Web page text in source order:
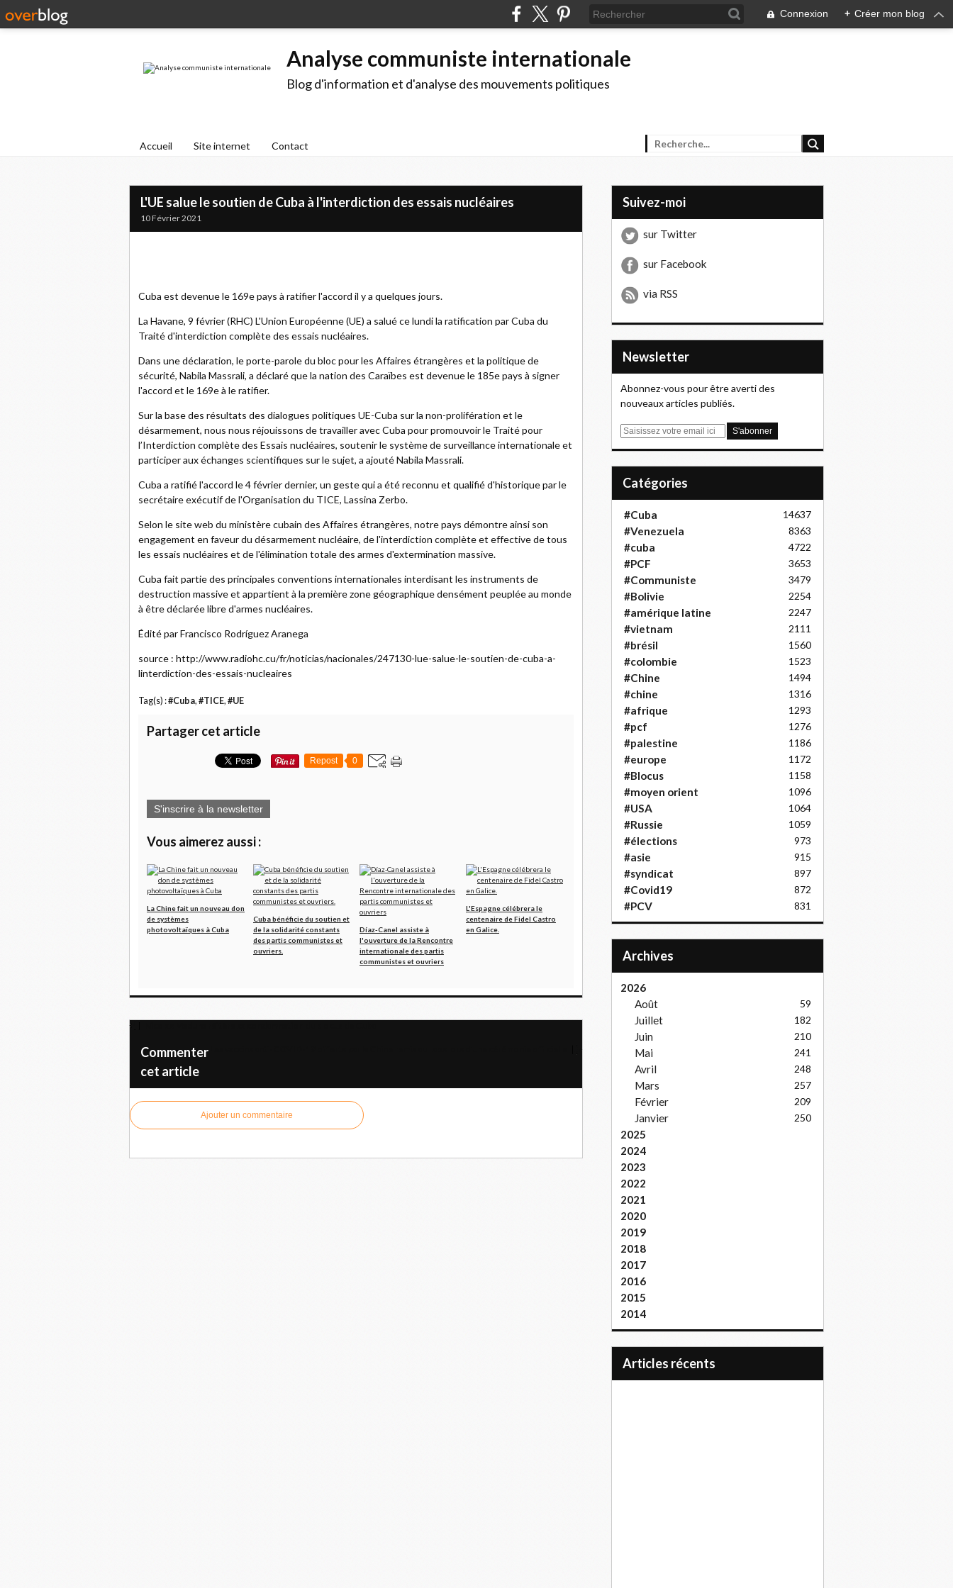
Connexion + Créer mon blog
Analyse communiste internationale
Blog d'information et d'analyse des mouvements politiques
Accueil Site internet Contact
L'UE salue le soutien de Cuba à l'interdiction des essais nucléaires
10 Février 2021
Cuba est devenue le 169e pays à ratifier l'accord il y a quelques jours.
La Havane, 9 février (RHC) L'Union Européenne (UE) a salué ce lundi la ratification par Cuba du
Traité d'interdiction complète des essais nucléaires.
Dans une déclaration, le porte-parole du bloc pour les Affaires étrangères et la politique de
sécurité, Nabila Massrali, a déclaré que la nation des Caraïbes est devenue le 185e pays à signer
l'accord et le 169e à le ratifier.
Sur la base des résultats des dialogues politiques UE-Cuba sur la non-prolifération et le
désarmement, nous nous réjouissons de travailler avec Cuba pour promouvoir le Traité pour
l’Interdiction complète des Essais nucléaires, soutenir le système de surveillance internationale et
participer aux échanges scientifiques sur le sujet, a ajouté Nabila Massrali.
Cuba a ratifié l'accord le 4 février dernier, un geste qui a été reconnu et qualifié d'historique par le
secrétaire exécutif de l'Organisation du TICE, Lassina Zerbo.
Selon le site web du ministère cubain des Affaires étrangères, notre pays démontre ainsi son
engagement en faveur du désarmement nucléaire, de l'interdiction complète et effective de tous
les essais nucléaires et de l'élimination totale des armes d'extermination massive.
Cuba fait partie des principales conventions internationales interdisant les instruments de
destruction massive et appartient à la première zone géographique densément peuplée au monde
à être déclarée libre d'armes nucléaires.
Édité par Francisco Rodríguez Aranega
source : http://www.radiohc.cu/fr/noticias/nacionales/247130-lue-salue-le-soutien-de-cuba-a-
linterdiction-des-essais-nucleaires
Tag(s) :#Cuba, #TICE, #UE
Partager cet article
Repost 0
S'inscrire à la newsletter
Vous aimerez aussi :
La Chine fait un nouveau don
de systèmes
photovoltaïques à Cuba
Cuba bénéficie du soutien et
de la solidarité constants
des partis communistes et
ouvriers.
Díaz-Canel assiste à
l'ouverture de la Rencontre
internationale des partis
communistes et ouvriers
L'Espagne célébrera le
centenaire de Fidel Castro
en Galice.
Commenter
cet article
Ajouter un commentaire
Suivez-moi
sur Twitter
sur Facebook
via RSS
Newsletter
Abonnez-vous pour être averti des
nouveaux articles publiés.
E
Catégories
#Cuba 14637
#Venezuela 8363
#cuba 4722
#PCF 3653
#Communiste 3479
#Bolivie 2254
#amérique latine 2247
#vietnam 2111
#brésil 1560
#colombie 1523
#Chine 1494
#chine 1316
#afrique 1293
#pcf 1276
#palestine 1186
#europe 1172
#Blocus 1158
#moyen orient 1096
#USA 1064
#Russie 1059
#élections 973
#asie 915
#syndicat 897
#Covid19 872
#PCV 831
Archives
2026
Août
59
Juillet 182
Juin 210
Mai 241
Avril 248
Mars 257
Février 209
Janvier 250
2025
2024
2023
2022
2021
2020
2019
2018
2017
2016
2015
2014
articles récents